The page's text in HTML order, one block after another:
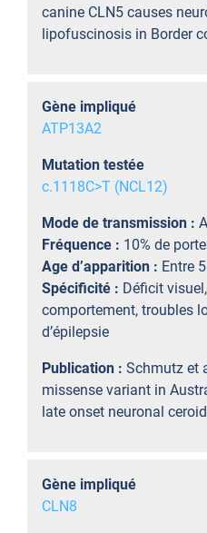
canine CLN5 causes
lipofuscinosis in Border
Gène impliqué
ATP13A2
Mutation testée
c.1118C>T (NCL12)
Mode de transmission :
Fréquence : 10% de
Age d’apparition : Entre
Spécificité : Déficit
comportement, troubles
d’épilepsie
Publication : Schmutz et
missense variant in
late onset neuronal
Gène impliqué
CLN8